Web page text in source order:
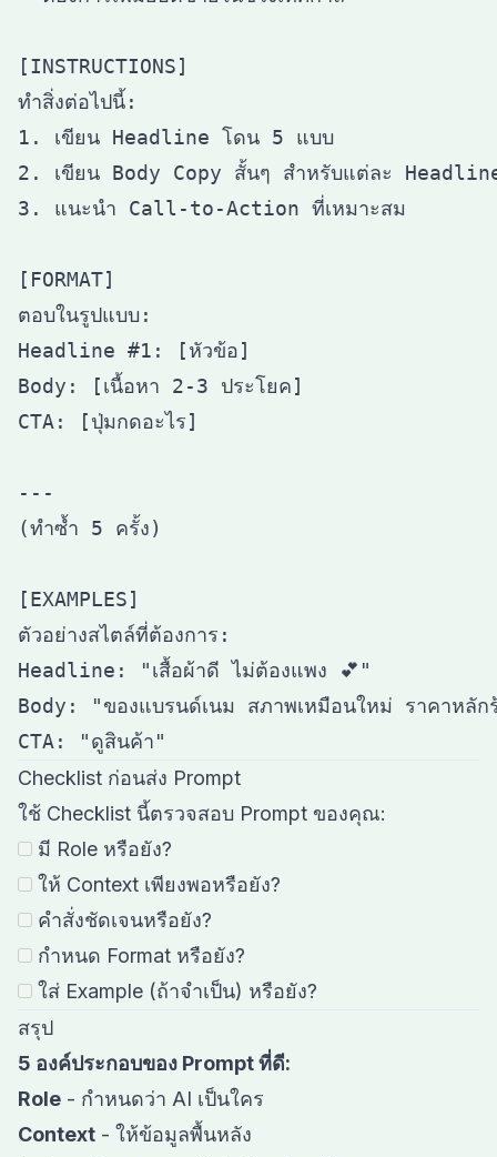
[INSTRUCTIONS]
ทำสิ่งต่อไปนี้:
1. เขียน Headline โดน 5 แบบ
2. เขียน Body Copy สั้นๆ สำหรับแต่ละ
3. แนะนำ Call-to-Action ที่เหมาะสม
[FORMAT]
ตอบในรูปแบบ:
Headline #1: [หัวข้อ]
Body: [เนื้อหา 2-3 ประโยค]
CTA: [ปุ่มกดอะไร]
---
(ทำซ้ำ 5 ครั้ง)
[EXAMPLES]
ตัวอย่างสไตล์ที่ต้องการ:
Headline: "เสื้อผ้าดี ไม่ต้องแพง 💕"
Body: "ของแบรนด์เนม สภาพเหมือนใหม่ ราคาหลั
Checklist ก่อนส่ง Prompt
ใช้ Checklist นี้ตรวจสอบ Prompt ของคุณ:
มี Role หรือยัง?
ให้ Context เพียงพอหรือยัง?
คำสั่งชัดเจนหรือยัง?
กำหนด Format หรือยัง?
ใส่ Example (ถ้าจำเป็น) หรือยัง?
สรุป
5 องค์ประกอบของ Prompt ที่ดี:
Role - กำหนดว่า AI เป็นใคร
Context - ให้ข้อมูลพื้นหลัง